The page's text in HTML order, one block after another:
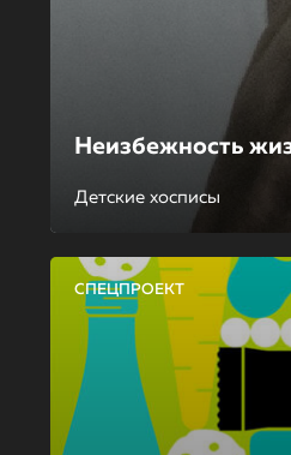
Неизбежность
Детские хосписы
СПЕЦПРОЕКТ